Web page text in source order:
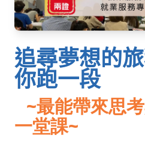
追尋夢想的
你跑一段
~最能帶來思
一堂課~